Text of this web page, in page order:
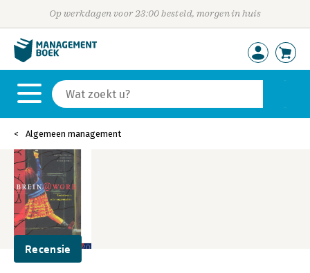
Op werkdagen voor 23:00 besteld, morgen in huis
Algemeen management
Recensie